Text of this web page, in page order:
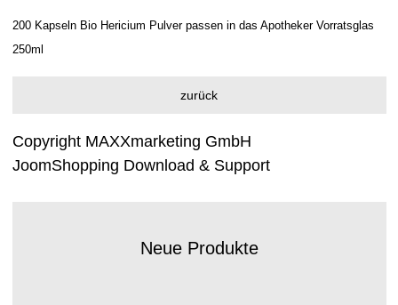
200 Kapseln Bio Hericium Pulver passen in das Apotheker Vorratsglas
250ml
Copyright MAXXmarketing GmbH
JoomShopping Download & Support
Neue Produkte